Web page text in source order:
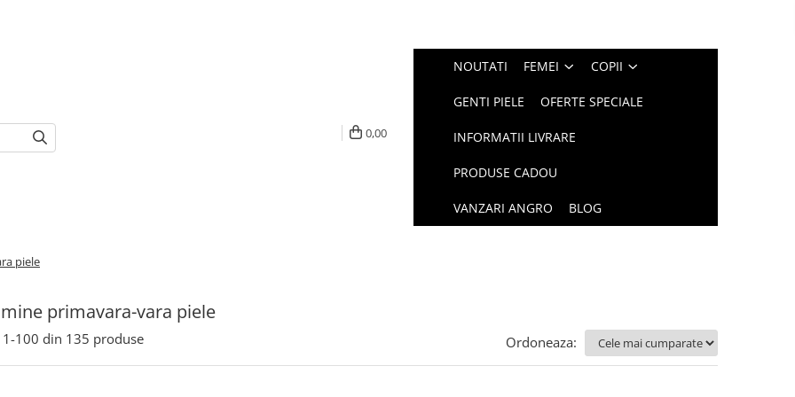
0,00
NOUTATI FEMEI COPII
GENTI PIELE OFERTE SPECIALE
INFORMATII LIVRARE
PRODUSE CADOU
VANZARI ANGRO BLOG
piele
primavara-vara piele
1-100 din 135 produse Ordoneaza: